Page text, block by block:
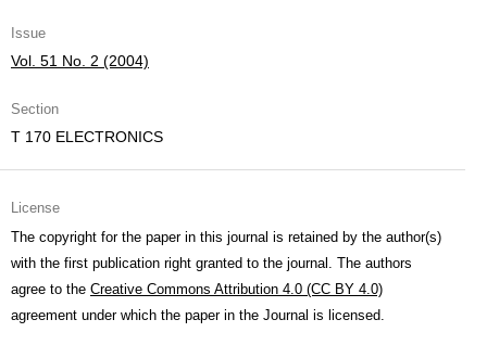
Issue
Vol. 51 No. 2 (2004)
Section
T 170 ELECTRONICS
License
The copyright for the paper in this journal is retained by the author(s)
with the first publication right granted to the journal. The authors
agree to the Creative Commons Attribution 4.0 (CC BY 4.0)
agreement under which the paper in the Journal is licensed.